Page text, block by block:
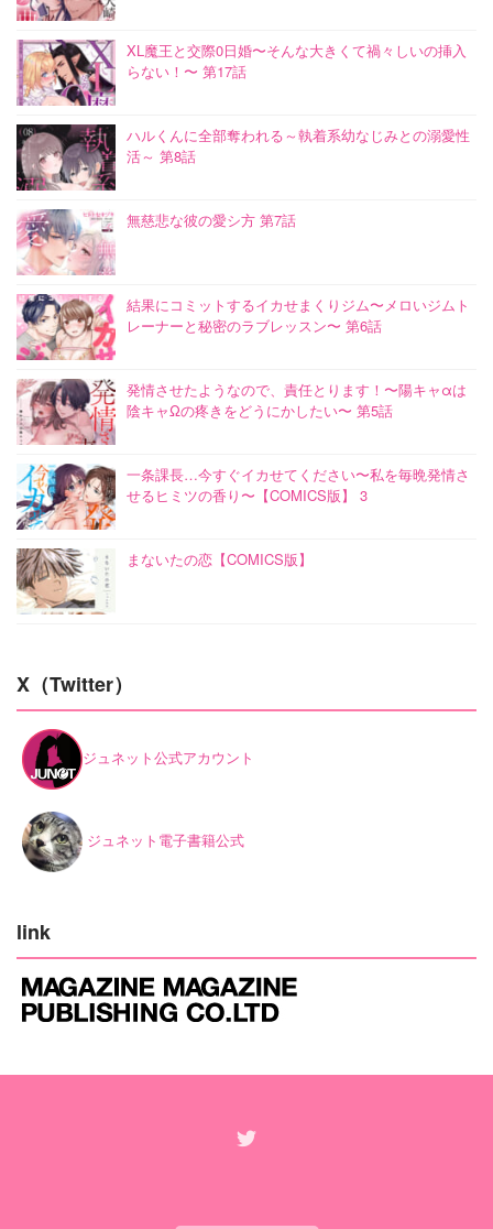
XL魔王と交際0日婚〜そんな大きくて禍々しいの挿入
らない！〜 第17話
ハルくんに全部奪われる～執着系幼なじみとの溺愛性
活～ 第8話
無慈悲な彼の愛シ方 第7話
結果にコミットするイカせまくりジム〜メロいジムト
レーナーと秘密のラブレッスン〜 第6話
発情させたようなので、責任とります！〜陽キャαは
陰キャΩの疼きをどうにかしたい〜 第5話
一条課長…今すぐイカせてください〜私を毎晩発情さ
せるヒミツの香り〜【COMICS版】 3
まないたの恋【COMICS版】
X（Twitter）
ジュネット公式アカウント
ジュネット電子書籍公式
link